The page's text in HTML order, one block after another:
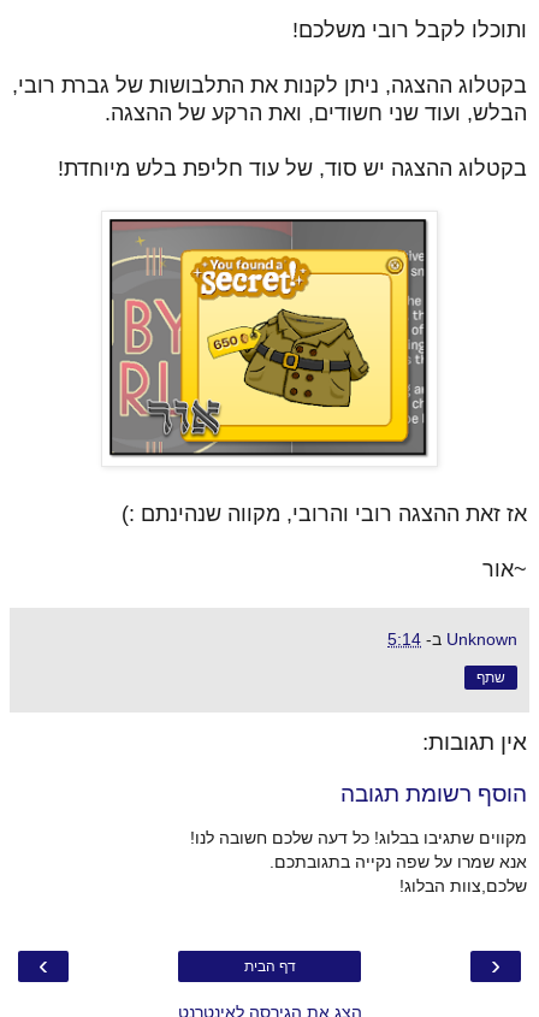
ותוכלו לקבל רובי משלכם!
בקטלוג ההצגה, ניתן לקנות את התלבושות של גברת רובי,
הבלש, ועוד שני חשודים, ואת הרקע של ההצגה.
בקטלוג ההצגה יש סוד, של עוד חליפת בלש מיוחדת!
אז זאת ההצגה רובי והרובי, מקווה שנהינתם :)
~אור
Unknown ב- 5:14
שתף
אין תגובות:
הוסף רשומת תגובה
מקווים שתגיבו בבלוג! כל דעה שלכם חשובה לנו!
אנא שמרו על שפה נקייה בתגובתכם.
שלכם,צוות הבלוג!
‹
› דף הבית
הצג את הגירסה לאינטרנט